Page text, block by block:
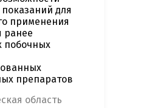
для
применения
ранее
побочных
препаратов
область